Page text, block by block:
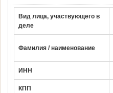
Вид лица, участвующего в
деле
Фамилия / наименование
ИНН
КПП